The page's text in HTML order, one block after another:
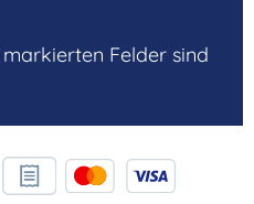
Felder sind